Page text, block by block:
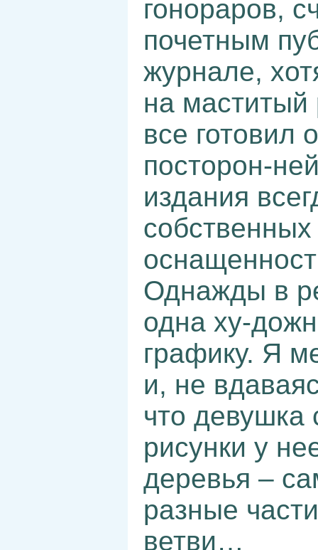
гонораров,
почетным
журнале,
на маститый
все готовил
посторон-
издания
Однажды в
одна ху-
графику. Я
и, не
что девушка
рисунки у
деревья –
разные
ветви…